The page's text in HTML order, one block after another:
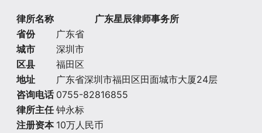
律所名称
广东星辰律师事务所
省份
广东省
城市
深圳市
区县
福田区
地址
广东省深圳市福田区田面城市大厦24层
咨询电话 0755-82816855
律所主任 钟永标
注册资本 10万人民币